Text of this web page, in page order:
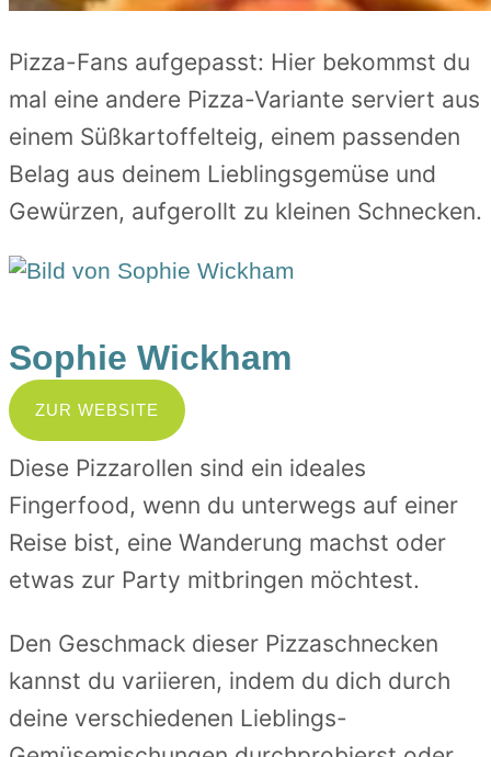
Pizza-Fans aufgepasst: Hier bekommst du
mal eine andere Pizza-Variante serviert aus
einem Süßkartoffelteig, einem passenden
Belag aus deinem Lieblingsgemüse und
Gewürzen, aufgerollt zu kleinen Schnecken.
Sophie Wickham
ZUR WEBSITE
Diese Pizzarollen sind ein ideales
Fingerfood, wenn du unterwegs auf einer
Reise bist, eine Wanderung machst oder
etwas zur Party mitbringen möchtest.
Den Geschmack dieser Pizzaschnecken
kannst du variieren, indem du dich durch
deine verschiedenen Lieblings-